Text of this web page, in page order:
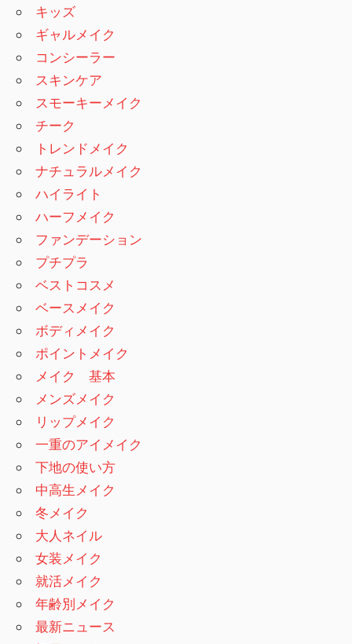
キッズ
ギャルメイク
コンシーラー
スキンケア
スモーキーメイク
チーク
トレンドメイク
ナチュラルメイク
ハイライト
ハーフメイク
ファンデーション
プチプラ
ベストコスメ
ベースメイク
ボディメイク
ポイントメイク
メイク 基本
メンズメイク
リップメイク
一重のアイメイク
下地の使い方
中高生メイク
冬メイク
大人ネイル
女装メイク
就活メイク
年齢別メイク
最新ニュース